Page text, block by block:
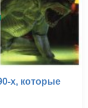
х, которые